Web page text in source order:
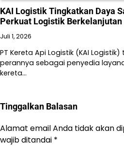
KAI Logistik Tingkatkan Daya
Perkuat Logistik Berkelanjutan
Juli 1, 2026
PT Kereta Api Logistik (KAI
perannya sebagai penyedia
kereta…
Tinggalkan Balasan
Alamat email Anda tidak akan
wajib ditandai *